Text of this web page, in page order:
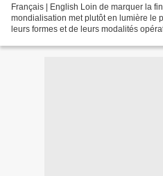
Français | English Loin de marquer la
mondialisation met plutôt en lumière le
leurs formes et de leurs modalités